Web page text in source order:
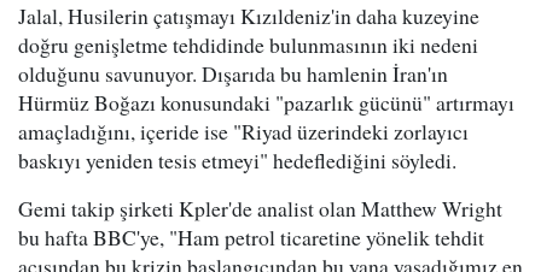
Jalal, Husilerin çatışmayı Kızıldeniz'in daha kuzeyine
doğru genişletme tehdidinde bulunmasının iki nedeni
olduğunu savunuyor. Dışarıda bu hamlenin İran'ın
Hürmüz Boğazı konusundaki "pazarlık gücünü" artırmayı
amaçladığını, içeride ise "Riyad üzerindeki zorlayıcı
baskıyı yeniden tesis etmeyi" hedeflediğini söyledi.
Gemi takip şirketi Kpler'de analist olan Matthew Wright
bu hafta BBC'ye, "Ham petrol ticaretine yönelik tehdit
açısından bu krizin başlangıcından bu yana yaşadığımız en